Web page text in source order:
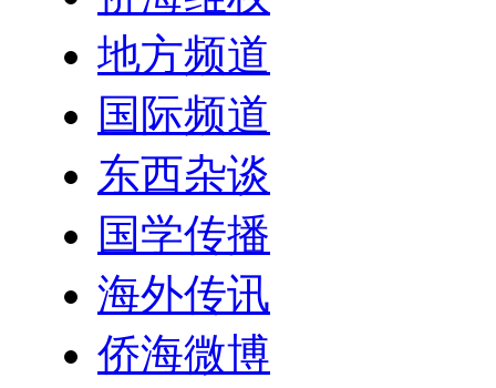
地方频道
国际频道
东西杂谈
国学传播
海外传讯
侨海微博